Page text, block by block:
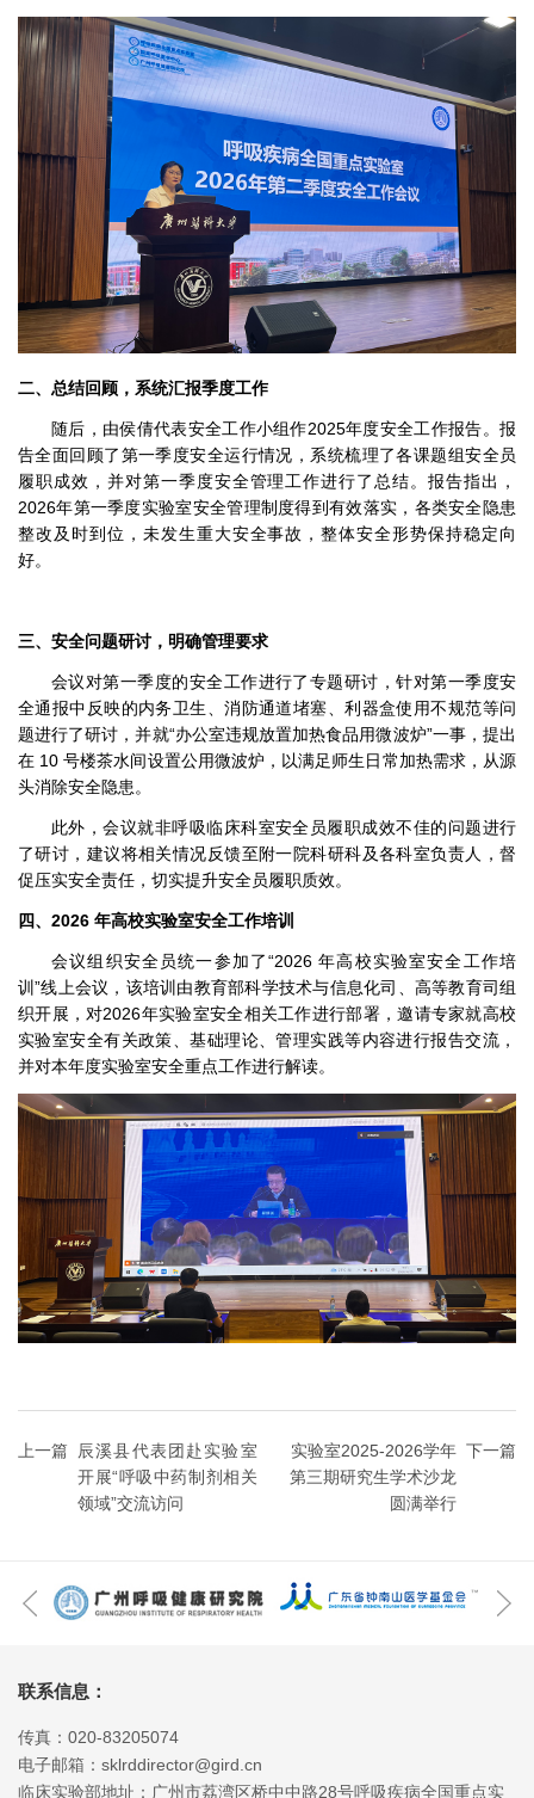
二、总结回顾，系统汇报季度工作
随后，由侯倩代表安全工作小组作2025年度安全工作报告。报
告全面回顾了第一季度安全运行情况，系统梳理了各课题组安全员
履职成效，并对第一季度安全管理工作进行了总结。报告指出，
2026年第一季度实验室安全管理制度得到有效落实，各类安全隐患
整改及时到位，未发生重大安全事故，整体安全形势保持稳定向
好。
三、安全问题研讨，明确管理要求
会议对第一季度的安全工作进行了专题研讨，针对第一季度安
全通报中反映的内务卫生、消防通道堵塞、利器盒使用不规范等问
题进行了研讨，并就“办公室违规放置加热食品用微波炉”一事，提出
在 10 号楼茶水间设置公用微波炉，以满足师生日常加热需求，从源
头消除安全隐患。
此外，会议就非呼吸临床科室安全员履职成效不佳的问题进行
了研讨，建议将相关情况反馈至附一院科研科及各科室负责人，督
促压实安全责任，切实提升安全员履职质效。
四、2026 年高校实验室安全工作培训
会议组织安全员统一参加了“2026 年高校实验室安全工作培
训”线上会议，该培训由教育部科学技术与信息化司、高等教育司组
织开展，对2026年实验室安全相关工作进行部署，邀请专家就高校
实验室安全有关政策、基础理论、管理实践等内容进行报告交流，
并对本年度实验室安全重点工作进行解读。
上一篇
辰溪县代表团赴实验室
开展“呼吸中药制剂相关
领域”交流访问
下一篇
实验室2025-2026学年
第三期研究生学术沙龙
圆满举行
联系信息：
传真：020-83205074
电子邮箱：sklrddirector@gird.cn
临床实验部地址：广州市荔湾区桥中中路28号呼吸疾病全国重点实